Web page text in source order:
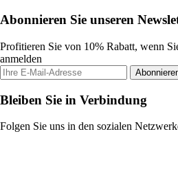
Abonnieren Sie unseren
Profitieren Sie von 10% Rabatt, wenn
anmelden
Bleiben Sie in Verbindung
Folgen Sie uns in den sozialen